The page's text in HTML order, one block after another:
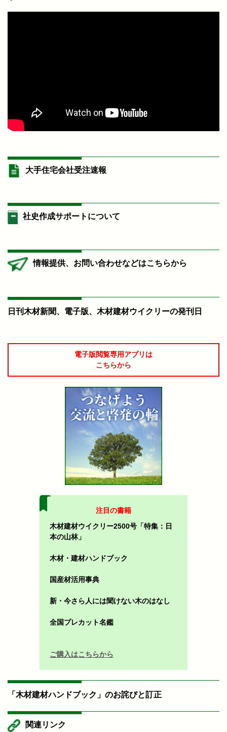
大手住宅会社受注速報
社史作成サポートについて
情報提供、お問い合わせなどはこちらから
日刊木材新聞、電子版、木材建材ウイクリーの発刊日
電子版閲覧専用アプリは
こちらから
注目の書籍
木材建材ウイクリー2500号「特集：日
本の山林」
木材・建材ハンドブック
国産材活用事典
新・今さら人には聞けない木のはなし
全国プレカット名鑑
ご購入はこちらから
「木材建材ハンドブック」のお詫びと訂正
関連リンク